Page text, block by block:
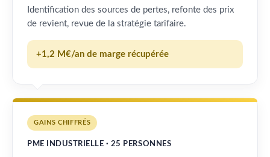
Identification des sources de pertes, refonte des prix
de revient, revue de la stratégie tarifaire.
+1,2 M€/an de marge récupérée
GAINS CHIFFRÉS
PME INDUSTRIELLE · 25 PERSONNES